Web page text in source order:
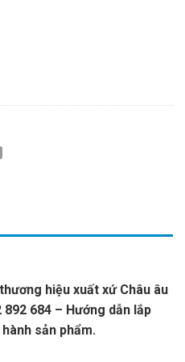
hiệu xuất xứ Châu âu
684 – Hướng dẫn lắp
sản phẩm.